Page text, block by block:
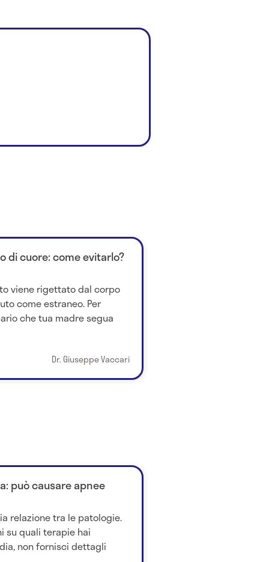
di cuore: come evitarlo?
viene rigettato dal corpo
come estraneo. Per
che tua madre segua
Dr. Giuseppe Vaccari
può causare apnee
relazione tra le patologie.
su quali terapie hai
non fornisci dettagli